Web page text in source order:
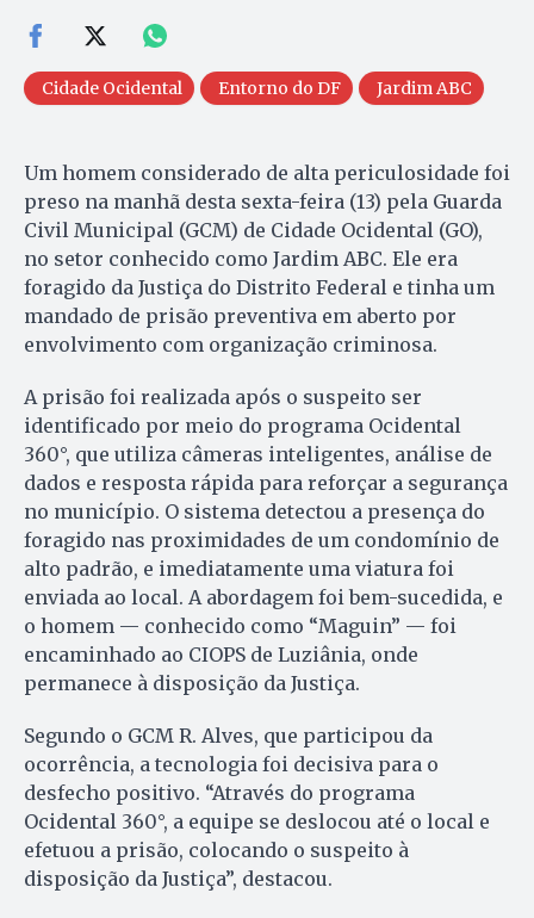
Cidade Ocidental Entorno do DF Jardim ABC
Um homem considerado de alta periculosidade foi
preso na manhã desta sexta-feira (13) pela Guarda
Civil Municipal (GCM) de Cidade Ocidental (GO),
no setor conhecido como Jardim ABC. Ele era
foragido da Justiça do Distrito Federal e tinha um
mandado de prisão preventiva em aberto por
envolvimento com organização criminosa.
A prisão foi realizada após o suspeito ser
identificado por meio do programa Ocidental
360°, que utiliza câmeras inteligentes, análise de
dados e resposta rápida para reforçar a segurança
no município. O sistema detectou a presença do
foragido nas proximidades de um condomínio de
alto padrão, e imediatamente uma viatura foi
enviada ao local. A abordagem foi bem-sucedida, e
o homem — conhecido como “Maguin” — foi
encaminhado ao CIOPS de Luziânia, onde
permanece à disposição da Justiça.
Segundo o GCM R. Alves, que participou da
ocorrência, a tecnologia foi decisiva para o
desfecho positivo. “Através do programa
Ocidental 360°, a equipe se deslocou até o local e
efetuou a prisão, colocando o suspeito à
disposição da Justiça”, destacou.